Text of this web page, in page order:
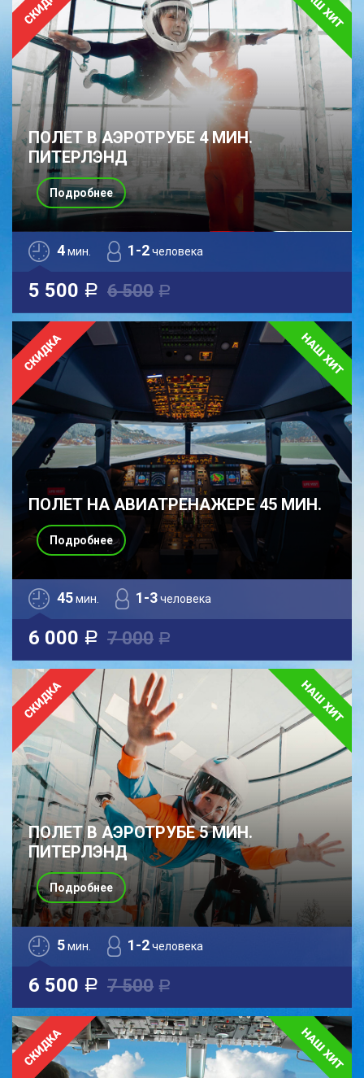
ПОЛЕТ В АЭРОТРУБЕ 4 МИН.
ПИТЕРЛЭНД
4мин. 1-2человека
5 500 a 6 500 a
Подробнее
ПОЛЕТ НА АВИАТРЕНАЖЕРЕ 45 МИН.
45мин. 1-3человека
6 000 a 7 000 a
Подробнее
ПОЛЕТ В АЭРОТРУБЕ 5 МИН.
ПИТЕРЛЭНД
5мин. 1-2человека
6 500 a 7 500 a
Подробнее